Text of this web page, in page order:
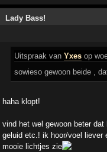
Lady Bass!
Uitspraak vanYxes op
sowieso gewoon beide ,
haha klopt!
vind het wel gewoon beter
geluid etc.! ik hoor/voel liever
mooie lichtjes zie